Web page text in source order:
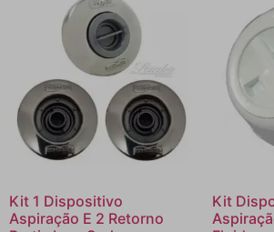
Kit 1 Dispositivo
Aspiração E 2 Retorno
Kit